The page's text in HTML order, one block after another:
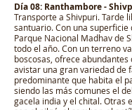
Día 08: Ranthambore -
Transporte a Shivpuri. Tarde
santuario. Con una superficie
Parque Nacional Madhav de
todo el año. Con un terreno
boscosas, ofrece
avistar una gran variedad de
predominante que habita el
siendo las más comunes el
gacela india y el chital. Otras